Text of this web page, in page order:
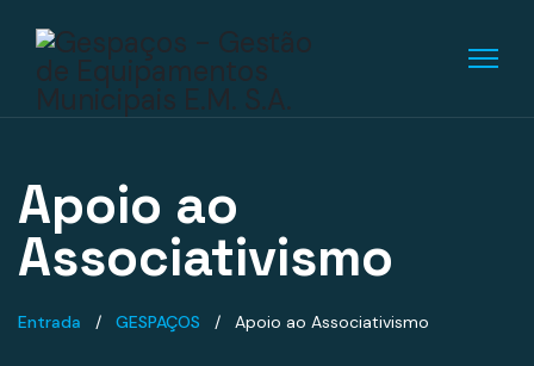
Apoio ao
Associativismo
Entrada GESPAÇOS Apoio ao Associativismo